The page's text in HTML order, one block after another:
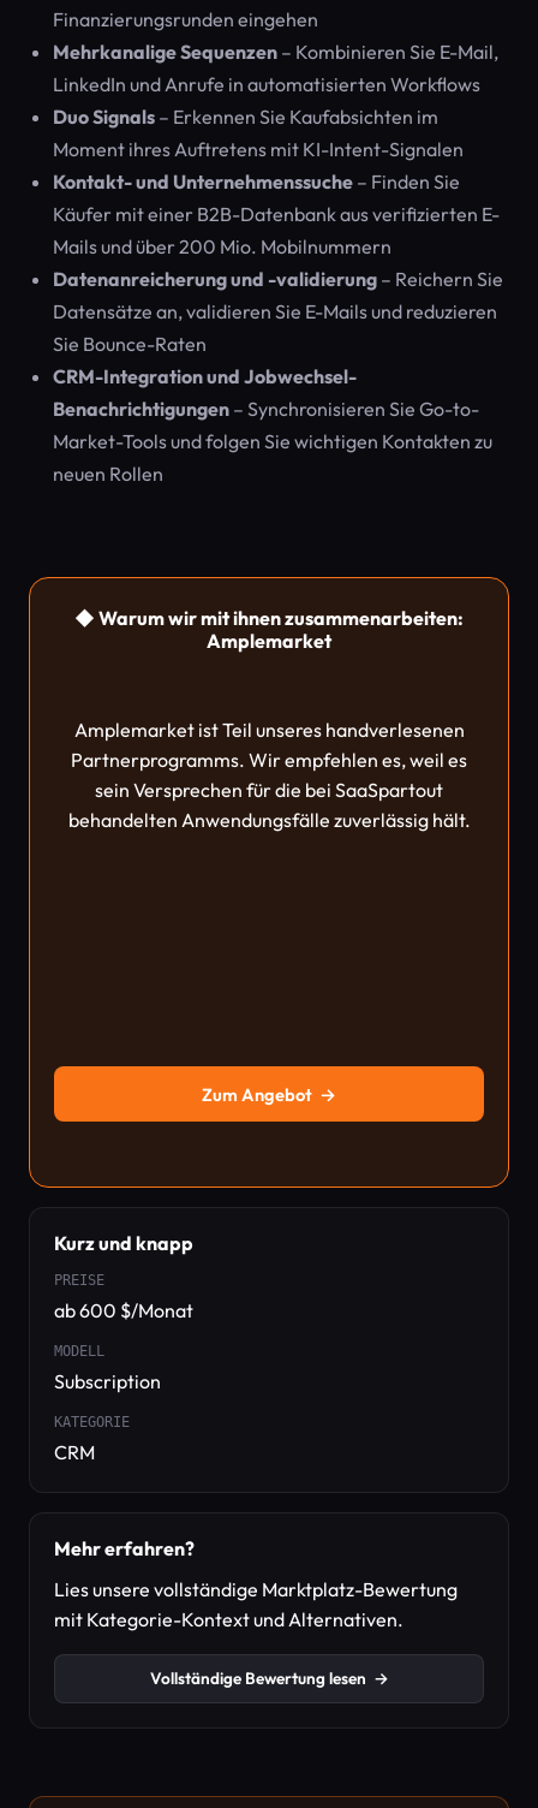
Finanzierungsrunden eingehen
Mehrkanalige Sequenzen – Kombinieren Sie E-Mail,
LinkedIn und Anrufe in automatisierten Workflows
Duo Signals – Erkennen Sie Kaufabsichten im
Moment ihres Auftretens mit KI-Intent-Signalen
Kontakt- und Unternehmenssuche – Finden Sie
Käufer mit einer B2B-Datenbank aus verifizierten E-
Mails und über 200 Mio. Mobilnummern
Datenanreicherung und -validierung – Reichern Sie
Datensätze an, validieren Sie E-Mails und reduzieren
Sie Bounce-Raten
CRM-Integration und Jobwechsel-
Benachrichtigungen – Synchronisieren Sie Go-to-
Market-Tools und folgen Sie wichtigen Kontakten zu
neuen Rollen
◆ Warum wir mit ihnen zusammenarbeiten:
Amplemarket
Amplemarket ist Teil unseres handverlesenen
Partnerprogramms. Wir empfehlen es, weil es
sein Versprechen für die bei SaaSpartout
behandelten Anwendungsfälle zuverlässig hält.
Zum Angebot →
Kurz und knapp
PREISE
ab 600 $/Monat
MODELL
Subscription
KATEGORIE
CRM
Mehr erfahren?
Lies unsere vollständige Marktplatz-Bewertung
mit Kategorie-Kontext und Alternativen.
Vollständige Bewertung lesen →